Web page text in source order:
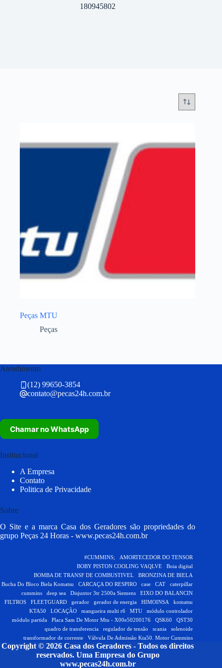
180945802
Peças MTU
Peças
Atendimento
(12) 99650-3854
contato@pecas24h.com.br
Chamar no WhatsApp
Institucional
A Empresa
Contato
Politica de Privacidade
Sobre
O Site e a marca Casa dos Geradores são propriedades do
grupo Peças 24 Horas - www.pecas24h.com.br
#CUMMINS;
AMORTECEDOR DO TENSOR
BOBY PISTON COOLING VAQLVE
Boia digital
BOMBA DE TRANSF DE COMBUSTIVEL
BRONZINA DE BIELA
Bucha Do Bloco Biela Komatsu
CARCAÇA DO RESPIRO case CAT
caterpillar
cummins
deep sea Disjuntor 3tr 2500a Siemens
EIXO DO BALANCIN
FILTROS
FLEETGUARD gerador gerador de energia HIMOINSA
komatsu
KTA50
LOCAÇÃO mangueira multi r6 MTU
módulo controlador
módulo partida
Placa Sam De Motor Mtu - X00e50200176 QSK60
QST30
quadro de transferencia
regulador de tensão scania
solenoide
transformador de corrente
Válvula De Admissão Kta50. Motor Cummins
Copyright © 2026 Casa dos Geradores - Todos os direitos
reservados. Uma Empresa do Grupo
www.pecas24h.com.br